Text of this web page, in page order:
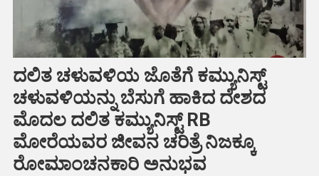
ದಲಿತ ಚಳುವಳಿಯ ಜೊತೆಗೆ ಕಮ್ಯುನಿಸ್ಟ್
ಚಳುವಳಿಯನ್ನು ಬೆಸುಗೆ ಹಾಕಿದ ದೇಶದ
ಮೊದಲ ದಲಿತ ಕಮ್ಯುನಿಸ್ಟ್ RB
ಮೋರೆಯವರ ಜೀವನ ಚರಿತ್ರೆ ನಿಜಕ್ಕೂ
ರೋಮಾಂಚನಕಾರಿ ಅನುಭವ